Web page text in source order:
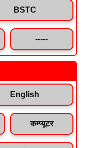
BSTC
-----
English
कम्प्यूटर